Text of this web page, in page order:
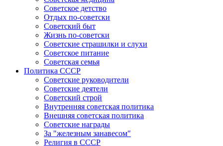
Советское детство
Отдых по-советски
Советский быт
Жизнь по-советски
Советские страшилки и слухи
Советское питание
Советская семья
Политика СССР
Советские руководители
Советские деятели
Советский строй
Внутренняя советская политика
Внешняя советская политика
Советские награды
За "железным занавесом"
Религия в СССР